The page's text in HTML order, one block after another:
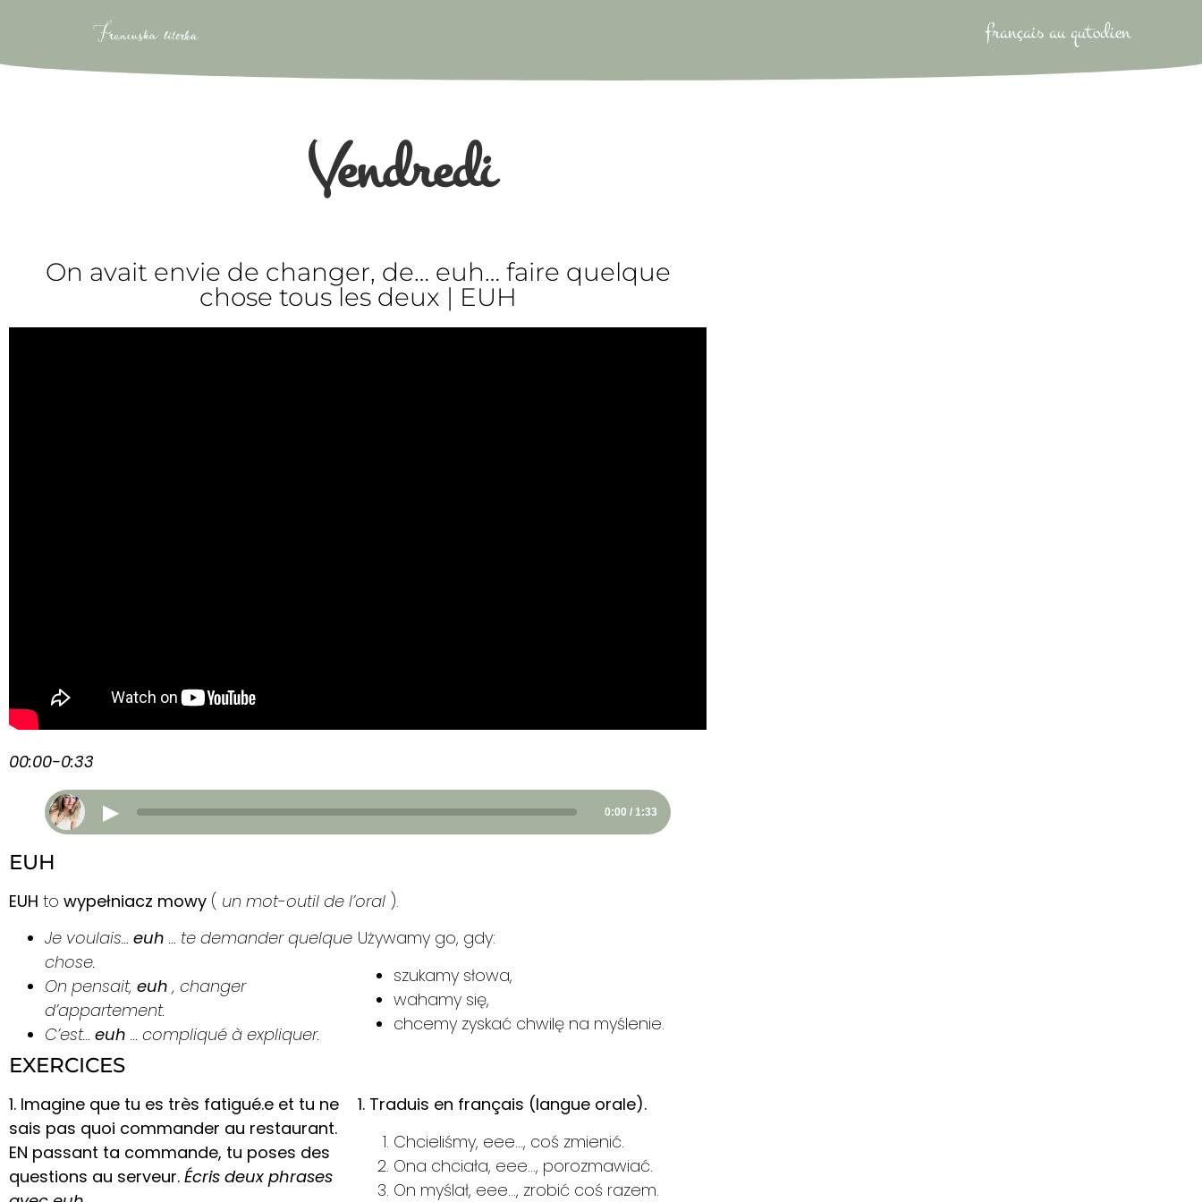
français au qutodien
Vendredi
On avait envie de changer, de… euh… faire quelque
chose tous les deux | EUH
00:00-0:33
▶ 0:00 / 1:33
EUH
EUH to wypełniacz mowy ( un mot-outil de l’oral ).
Je voulais… euh … te demander quelque
chose.
On pensait, euh , changer
d’appartement.
C’est… euh … compliqué à expliquer.
Używamy go, gdy:
szukamy słowa,
wahamy się,
chcemy zyskać chwilę na myślenie.
EXERCICES
1. Imagine que tu es très fatigué.e et tu ne
sais pas quoi commander au restaurant.
EN passant ta commande, tu poses des
questions au serveur. Écris deux phrases
1. Traduis en français (langue orale).
Chcieliśmy, eee…, coś zmienić.
Ona chciała, eee…, porozmawiać.
On myślał, eee…, zrobić coś razem.